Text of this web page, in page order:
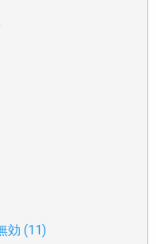
効 (11)